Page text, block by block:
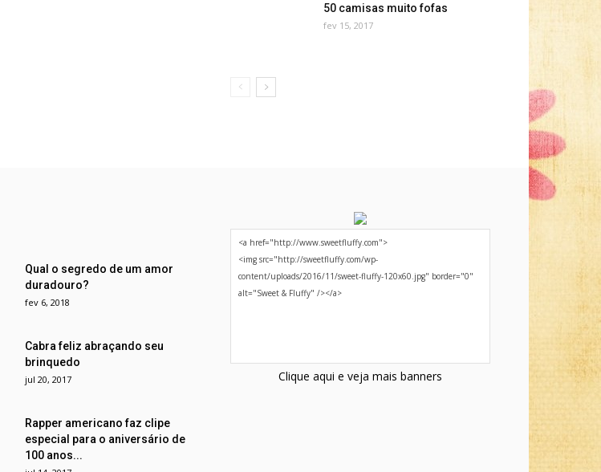
50 camisas muito fofas
fev 15, 2017
Qual o segredo de um amor
duradouro?
fev 6, 2018
Cabra feliz abraçando seu
brinquedo
jul 20, 2017
Rapper americano faz clipe
especial para o aniversário de
100 anos...
Clique aqui e veja mais banners